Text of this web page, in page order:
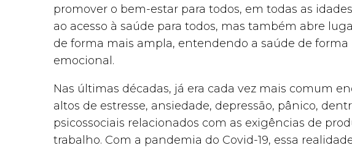
promover o bem-estar para todos, em todas as
ao acesso à saúde para todos, mas também abre
de forma mais ampla, entendendo a saúde de forma
emocional.
Nas últimas décadas, já era cada vez mais comum
altos de estresse, ansiedade, depressão, pânico,
psicossociais relacionados com as exigências de
trabalho. Com a pandemia do Covid-19, essa